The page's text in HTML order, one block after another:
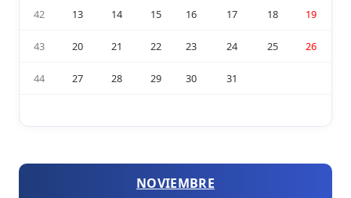
42 13 14 15 16 17 18 19
43 20 21 22 23 24 25 26
44 27 28 29 30 31
NOVIEMBRE